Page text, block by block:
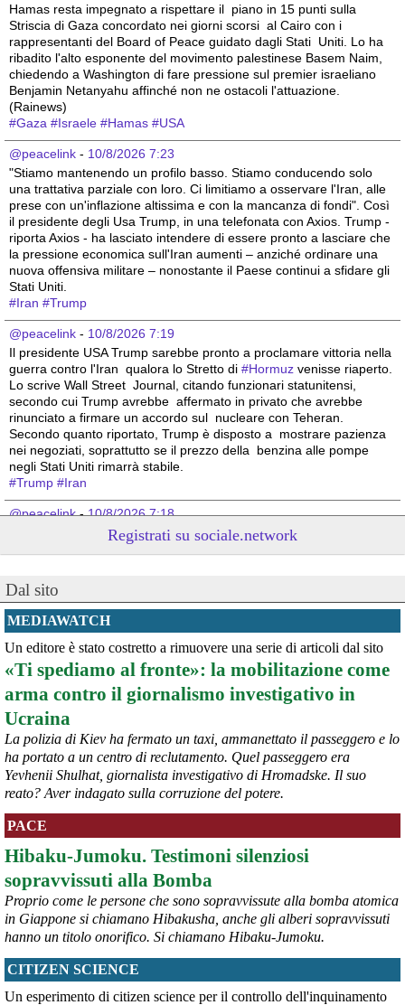
Hamas resta impegnato a rispettare il  piano in 15 punti sulla
Striscia di Gaza concordato nei giorni scorsi  al Cairo con i
rappresentanti del Board of Peace guidato dagli Stati  Uniti. Lo ha
ribadito l'alto esponente del movimento palestinese Basem Naim,
chiedendo a Washington di fare pressione sul premier israeliano
Benjamin Netanyahu affinché non ne ostacoli l'attuazione.
(Rainews)
#Gaza #Israele #Hamas #USA
@peacelink - 10/8/2026 7:23
"Stiamo mantenendo un profilo basso. Stiamo conducendo solo
una trattativa parziale con loro. Ci limitiamo a osservare l'Iran, alle
prese con un'inflazione altissima e con la mancanza di fondi". Così
il presidente degli Usa Trump, in una telefonata con Axios. Trump -
riporta Axios - ha lasciato intendere di essere pronto a lasciare che
la pressione economica sull'Iran aumenti – anziché ordinare una
nuova offensiva militare – nonostante il Paese continui a sfidare gli
Stati Uniti.
#Iran #Trump
@peacelink - 10/8/2026 7:19
Il presidente USA Trump sarebbe pronto a proclamare vittoria nella
guerra contro l'Iran  qualora lo Stretto di #Hormuz venisse riaperto.
Lo scrive Wall Street  Journal, citando funzionari statunitensi,
secondo cui Trump avrebbe  affermato in privato che avrebbe
rinunciato a firmare un accordo sul  nucleare con Teheran.
Secondo quanto riportato, Trump è disposto a  mostrare pazienza
nei negoziati, soprattutto se il prezzo della  benzina alle pompe
negli Stati Uniti rimarrà stabile.
#Trump #Iran
@peacelink - 10/8/2026 7:18
Netanyahu boccia il piano per Gaza di Trump. (Rainews)
Netanyahu #
@peacelink
L'unica risposta ai nostri nemici e a chi ci vuole male è la forza, la
determinazione e la vittoria totale, senza accordi e senza pietà.
Hamas e Hezbollah devono essere annientati fino all'ultimo di loro,
senza esitare e senza fermarci". Lo ha scritto su X il ministro della
Sicurezza nazionale di Israele, Itamar Ben-Gvir, sostenendo che la
sicurezza di Israele non può essere garantita da "accordi" dietro cui
"si nascondono menzogne e inganni". (Rainews)
#Israele
@peacelink - 10/8/2026 7:13
Il Segretario ONU Guterres ha esortato Russia e Ucraina a cessare
gli attacchi contro le aree civili, dove decine di persone hanno
perso la vita. Il suo portavoce Farhan Haq ha detto: "Quest'ultima
serie di attacchi segue un allarmante schema di intensificazione
degli attacchi contro le aree popolate. Gli attacchi contro i civili e le
infrastrutture civili costituiscono una chiara violazione del diritto
umanitario e devono cessare immediatamente". Askanews 7.8.26
#ONU #civili #Russia # Ucraina
@peacelink - 10/8/2026 7:08
ansa.it/sito/notizie/mondo/202
Sale a 5 morti il bilancio del raid ucraino su Belgorod, 'colpiti edifici
civili'. Fonti russe citate da Sky denunciano eccidio in un
caseggiato.
#Belgorod #civili
Registrati su sociale.network
Dal sito
MEDIAWATCH
Un editore è stato costretto a rimuovere una serie di articoli dal sito
«Ti spediamo al fronte»: la mobilitazione come
arma contro il giornalismo investigativo in
Ucraina
La polizia di Kiev ha fermato un taxi, ammanettato il passeggero e lo
ha portato a un centro di reclutamento. Quel passeggero era
Yevhenii Shulhat, giornalista investigativo di Hromadske. Il suo
reato? Aver indagato sulla corruzione del potere.
PACE
Hibaku-Jumoku. Testimoni silenziosi
sopravvissuti alla Bomba
Proprio come le persone che sono sopravvissute alla bomba atomica
in Giappone si chiamano Hibakusha, anche gli alberi sopravvissuti
hanno un titolo onorifico. Si chiamano Hibaku-Jumoku.
CITIZEN SCIENCE
Un esperimento di citizen science per il controllo dell'inquinamento